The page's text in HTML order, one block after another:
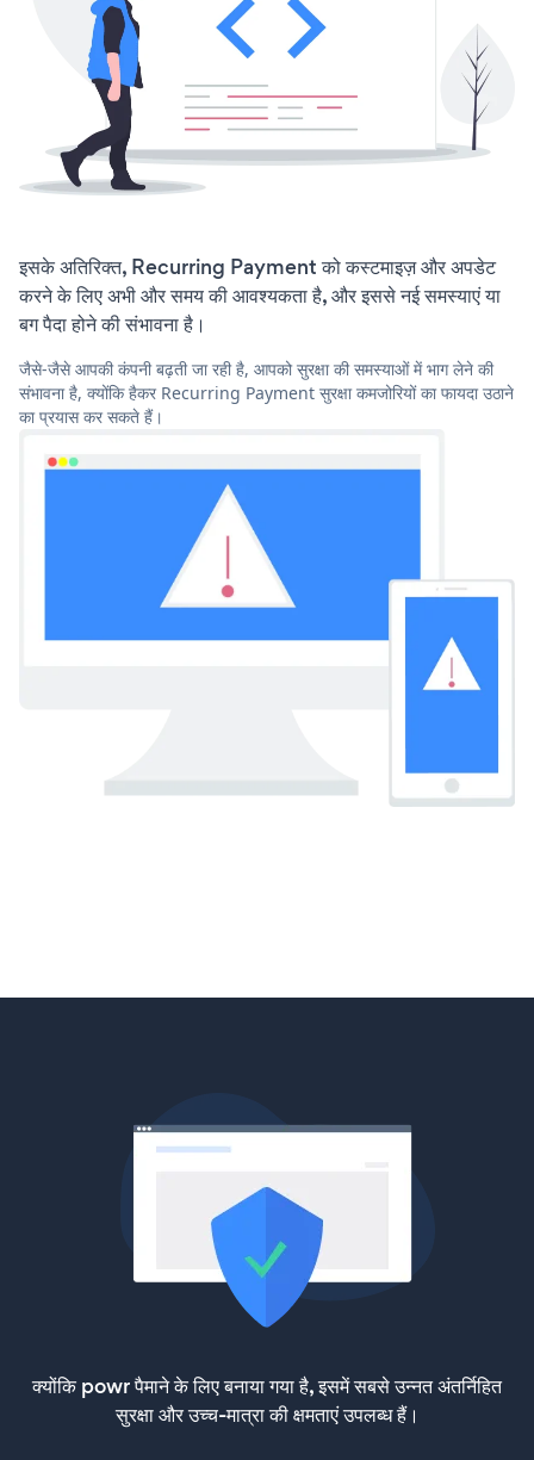
इसके अतिरिक्त, Recurring Payment को कस्टमाइज़ और अपडेट
करने के लिए अभी और समय की आवश्यकता है, और इससे नई समस्याएं या
बग पैदा होने की संभावना है।
जैसे-जैसे आपकी कंपनी बढ़ती जा रही है, आपको सुरक्षा की समस्याओं में भाग लेने की
संभावना है, क्योंकि हैकर Recurring Payment सुरक्षा कमजोरियों का फायदा उठाने
का प्रयास कर सकते हैं।
क्योंकि powr पैमाने के लिए बनाया गया है, इसमें सबसे उन्नत अंतर्निहित
सुरक्षा और उच्च-मात्रा की क्षमताएं उपलब्ध हैं।